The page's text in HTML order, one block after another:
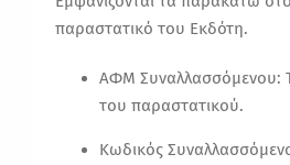
παραστατικό του Εκδότη.
ΑΦΜ Συναλλασσόμενου:
του παραστατικού.
Κωδικός